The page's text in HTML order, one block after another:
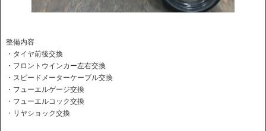
整備内容
・タイヤ前後交換
・フロントウインカー左右交換
・スピードメーターケーブル交換
・フューエルゲージ交換
・フューエルコック交換
・リヤショック交換